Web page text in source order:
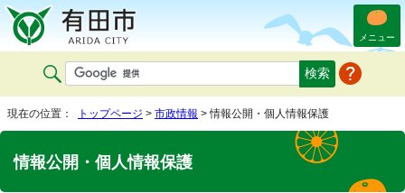
メニュー
現在の位置： トップページ > 市政情報 > 情報公開・個人情報保護
情報公開・個人情報保護